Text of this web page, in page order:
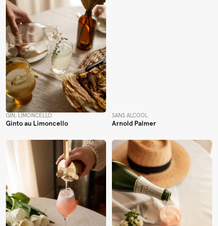
GIN, LIMONCELLO
Ginto au Limoncello
SANS ALCOOL
Arnold Palmer